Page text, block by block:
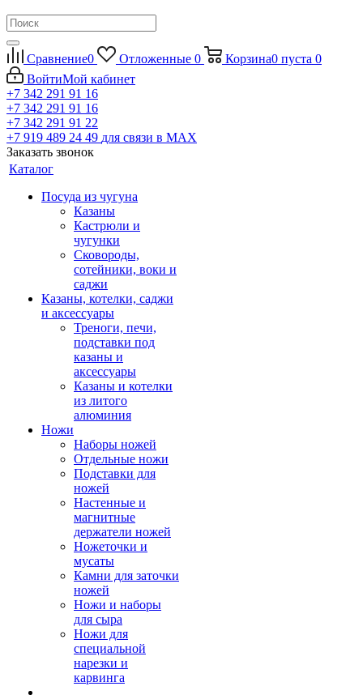
Сравнение0 Отложенные 0 Корзина0 пуста 0
ВойтиМой кабинет
+7 342 291 91 16
+7 342 291 91 16
+7 342 291 91 22
+7 919 489 24 49 для связи в МАХ
Заказать звонок
Каталог
Посуда из чугуна
Казаны
Кастрюли и
чугунки
Сковороды,
сотейники, воки и
саджи
Казаны, котелки, саджи
и аксессуары
Треноги, печи,
подставки под
казаны и
аксессуары
Казаны и котелки
из литого
алюминия
Ножи
Наборы ножей
Отдельные ножи
Подставки для
ножей
Настенные и
магнитные
держатели ножей
Ножеточки и
мусаты
Камни для заточки
ножей
Ножи и наборы
для сыра
Ножи для
специальной
нарезки и
карвинга